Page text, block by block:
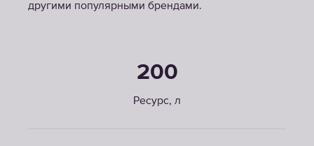
другими популярными брендами.
200
Ресурс, л